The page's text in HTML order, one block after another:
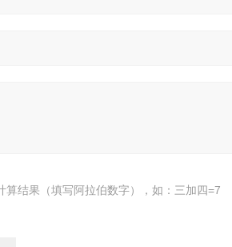
算结果（填写阿拉伯数字），如：三加四=7